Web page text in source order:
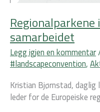
samarbeidet
Legg igjen en kommentar
#landscapeconvention,
Kristian Bjørnstad, daglig
leder for de Europeiske